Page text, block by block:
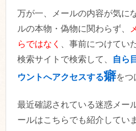
万が一、メールの内容が気に
ルの本物・偽物に関わらず、
らではなく 、事前につけてい
検索サイトで検索して、 自ら
ウントへアクセスする癖をつ
最近確認されている迷惑メー
ールはこちらでも紹介してい